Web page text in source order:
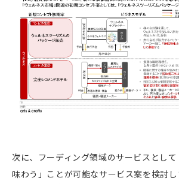
次に、フーディング領域のサービスとし
味わう」ことが可能なサービス案を検討